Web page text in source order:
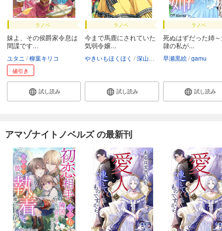
ラノベ
妹よ、その侯爵家令息は
間諜です...
ユタニ 柳葉キリコ
値引き
試し読み
ラノベ
今まで馬鹿にされていた
気弱令嬢...
やきいもほくほく 深山キリ
試し読み
ラノベ
死ぬはずだった姉
隷の私が...
早瀬黒絵 gamu
試し読み
アマゾナイトノベルズ の最新刊